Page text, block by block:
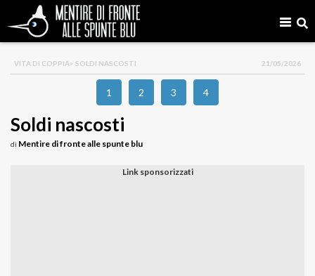
VITA DI COPPIA> SOLDI NASCOSTI 21/05/2026
1 2 3 4
Soldi nascosti
di Mentire di fronte alle spunte blu